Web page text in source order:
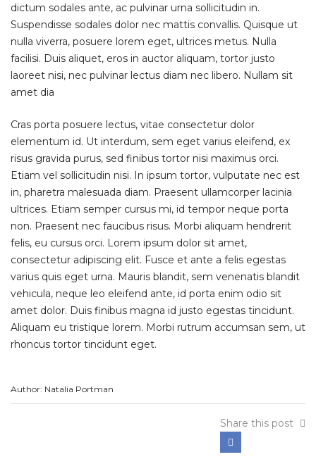
dictum sodales ante, ac pulvinar urna sollicitudin in.
Suspendisse sodales dolor nec mattis convallis. Quisque ut
nulla viverra, posuere lorem eget, ultrices metus. Nulla
facilisi. Duis aliquet, eros in auctor aliquam, tortor justo
laoreet nisi, nec pulvinar lectus diam nec libero. Nullam sit
amet dia
Cras porta posuere lectus, vitae consectetur dolor
elementum id. Ut interdum, sem eget varius eleifend, ex
risus gravida purus, sed finibus tortor nisi maximus orci.
Etiam vel sollicitudin nisi. In ipsum tortor, vulputate nec est
in, pharetra malesuada diam. Praesent ullamcorper lacinia
ultrices. Etiam semper cursus mi, id tempor neque porta
non. Praesent nec faucibus risus. Morbi aliquam hendrerit
felis, eu cursus orci. Lorem ipsum dolor sit amet,
consectetur adipiscing elit. Fusce et ante a felis egestas
varius quis eget urna. Mauris blandit, sem venenatis blandit
vehicula, neque leo eleifend ante, id porta enim odio sit
amet dolor. Duis finibus magna id justo egestas tincidunt.
Aliquam eu tristique lorem. Morbi rutrum accumsan sem, ut
rhoncus tortor tincidunt eget.
Author: Natalia Portman
Share this post